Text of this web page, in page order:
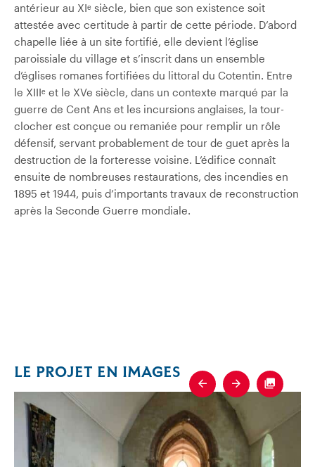
antérieur au XIᵉ siècle, bien que son existence soit
attestée avec certitude à partir de cette période. D’abord
chapelle liée à un site fortifié, elle devient l’église
paroissiale du village et s’inscrit dans un ensemble
d’églises romanes fortifiées du littoral du Cotentin. Entre
le XIIIᵉ et le XVe siècle, dans un contexte marqué par la
guerre de Cent Ans et les incursions anglaises, la tour-
clocher est conçue ou remaniée pour remplir un rôle
défensif, servant probablement de tour de guet après la
destruction de la forteresse voisine. L’édifice connaît
ensuite de nombreuses restaurations, des incendies en
1895 et 1944, puis d’importants travaux de reconstruction
après la Seconde Guerre mondiale.
LE PROJET EN IMAGES
Previous
Next